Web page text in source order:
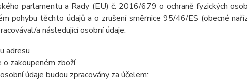
parlamentu a Rady (EU) č. 2016/679 o ochraně fyzických
pohybu těchto údajů a o zrušení směrnice 95/46/ES (obecné
a následující osobní údaje:
adresu
o zakoupeném zboží
údaje budou zpracovány za účelem: